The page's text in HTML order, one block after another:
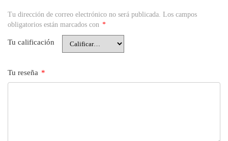
Tu dirección de correo electrónico no será publicada. Los campos
obligatorios están marcados con *
Tu calificación
Tu reseña *